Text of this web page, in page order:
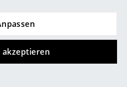
akzeptieren
Ihnen auch